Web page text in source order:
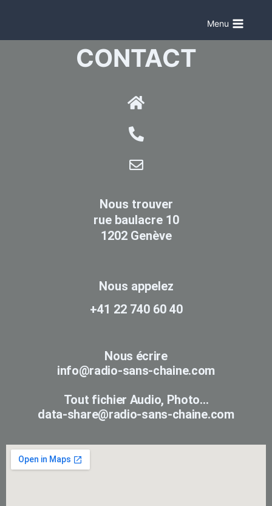
Menu
CONTACT
Nous trouver
rue baulacre 10
1202 Genève
Nous appelez
+41 22 740 60 40
Nous écrire
info@radio-sans-chaine.com
Tout fichier Audio, Photo...
data-share@radio-sans-chaine.com